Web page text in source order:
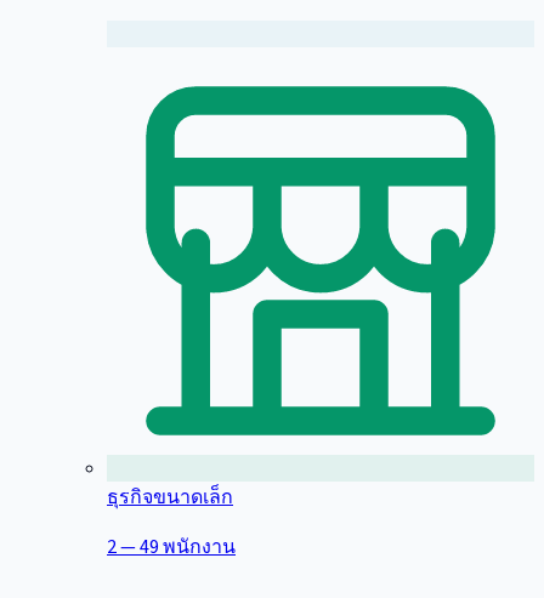
ธุรกิจขนาดเล็ก
2 — 49 พนักงาน